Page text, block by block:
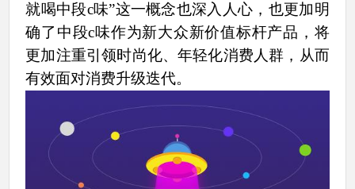
就喝中段c味”这一概念也深入人心，也更加明
确了中段c味作为新大众新价值标杆产品，将
更加注重引领时尚化、年轻化消费人群，从而
有效面对消费升级迭代。